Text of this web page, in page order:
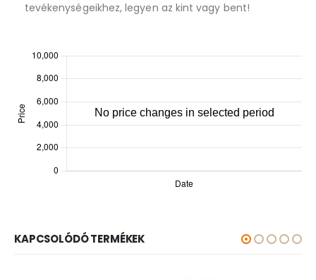
tevékenységeikhez, legyen az kint vagy bent!
KAPCSOLÓDÓ TERMÉKEK